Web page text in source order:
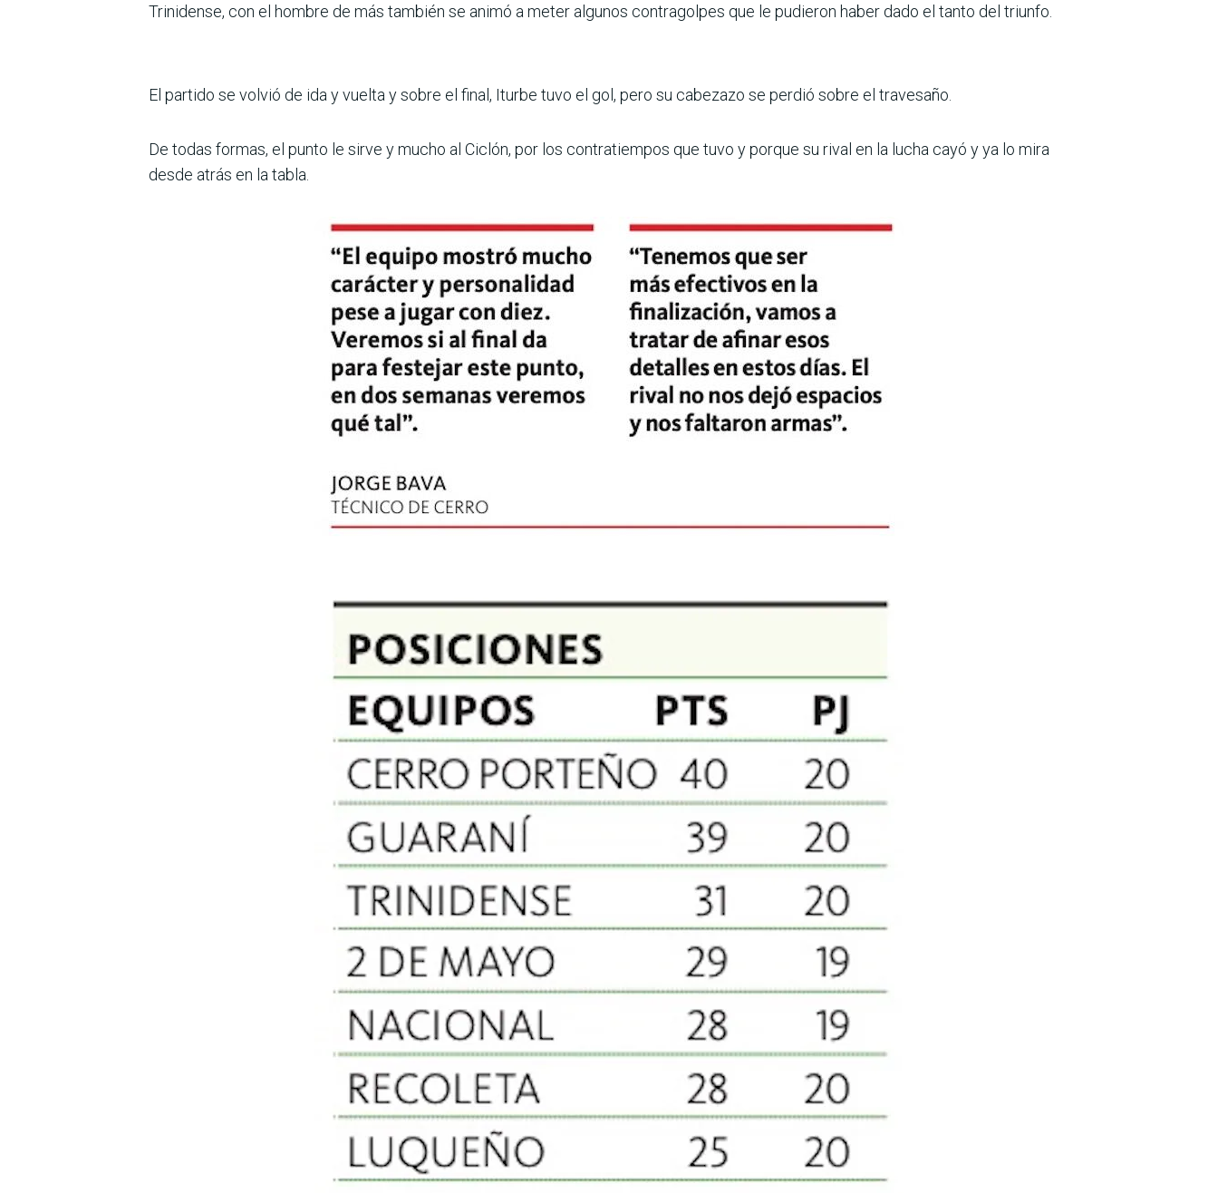
Trinidense, con el hombre de más también se animó a meter algunos contragolpes que le pudieron haber dado el tanto del triunfo.
El partido se volvió de ida y vuelta y sobre el final, Iturbe tuvo el gol, pero su cabezazo se perdió sobre el travesaño.
De todas formas, el punto le sirve y mucho al Ciclón, por los contratiempos que tuvo y porque su rival en la lucha cayó y ya lo mira
desde atrás en la tabla.